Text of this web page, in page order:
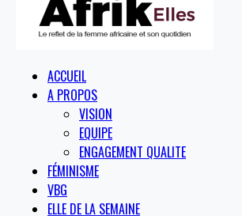
ACCUEIL
A PROPOS
VISION
EQUIPE
ENGAGEMENT QUALITE
FÉMINISME
VBG
ELLE DE LA SEMAINE